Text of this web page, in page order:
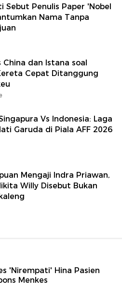
Sebut Penulis Paper 'Nobel
Nama Tanpa
China dan Istana soal
Cepat Ditanggung
Vs Indonesia: Laga
Garuda di Piala AFF 2026
Mengaji Indra Priawan,
Willy Disebut Bukan
'Nirempati' Hina Pasien
Menkes